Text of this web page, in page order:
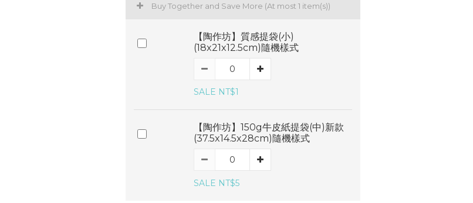
Buy Together and Save More (At most 1 item(s))
【陶作坊】質感提袋(小)
(18x21x12.5cm)隨機樣式
SALE NT$1
【陶作坊】150g牛皮紙提袋(中)新款
(37.5x14.5x28cm)隨機樣式
SALE NT$5